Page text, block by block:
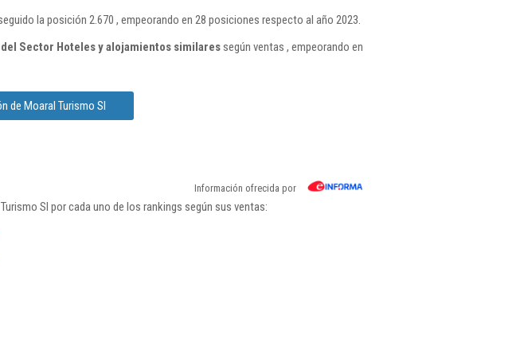
la posición 2.670 , empeorando en 28 posiciones respecto al año 2023.
del Sector Hoteles y alojamientos similaressegún ventas , empeorando en
de Moaral Turismo Sl
Información ofrecida por
Sl por cada uno de los rankings según sus ventas: